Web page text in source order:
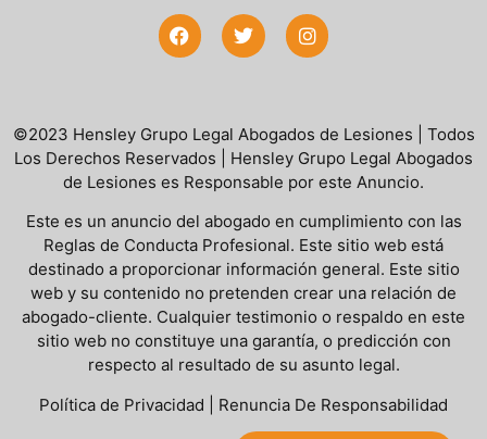
©2023 Hensley Grupo Legal Abogados de Lesiones | Todos
Los Derechos Reservados | Hensley Grupo Legal Abogados
de Lesiones es Responsable por este Anuncio.
Este es un anuncio del abogado en cumplimiento con las
Reglas de Conducta Profesional. Este sitio web está
destinado a proporcionar información general. Este sitio
web y su contenido no pretenden crear una relación de
abogado-cliente. Cualquier testimonio o respaldo en este
sitio web no constituye una garantía, o predicción con
respecto al resultado de su asunto legal.
Política de Privacidad
Renuncia De Responsabilidad